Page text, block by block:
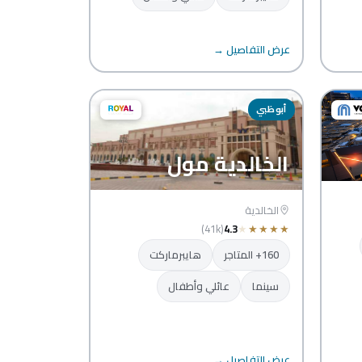
عرض التفاصيل →
أبوظبي
الخالدية مول
الخالدية
★
★
★
★
★
4.3
(41k)
160+ المتاجر
هايبرماركت
سينما
عائلي وأطفال